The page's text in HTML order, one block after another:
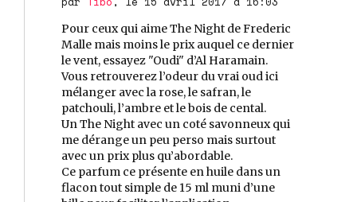
Pour ceux qui aime The Night de Frederic
Malle mais moins le prix auquel ce dernier
le vent, essayez "Oudi" d’Al Haramain.
Vous retrouverez l’odeur du vrai oud ici
mélanger avec la rose, le safran, le
patchouli, l’ambre et le bois de cental.
Un The Night avec un coté savonneux qui
me dérange un peu perso mais surtout
avec un prix plus qu’abordable.
Ce parfum ce présente en huile dans un
flacon tout simple de 15 ml muni d’une